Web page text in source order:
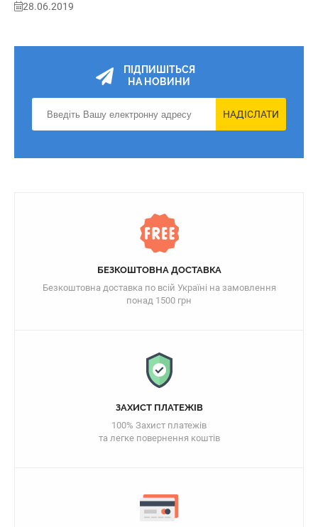
28.06.2019
ПІДПИШІТЬСЯ
НА НОВИНИ
НАДІСЛАТИ
БЕЗКОШТОВНА ДОСТАВКА
Безкоштовна доставка по всій Україні на замовлення
понад 1500 грн
ЗАХИСТ ПЛАТЕЖІВ
100% Захист платежів
та легке повернення коштів